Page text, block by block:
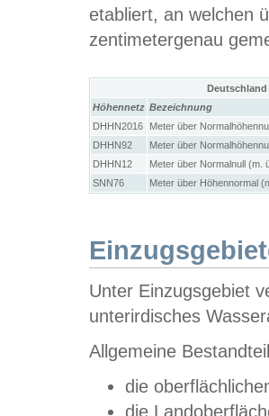
etabliert, an welchen
zentimetergenau
Höhennetz Bezeichnung
DHHN2016
Meter über
DHHN92
Meter über
DHHN12
Meter über Normalnull (m.
SNN76
Meter über Höhennormal
Unter Einzugsgebiet
unterirdisches
Allgemeine
die
die